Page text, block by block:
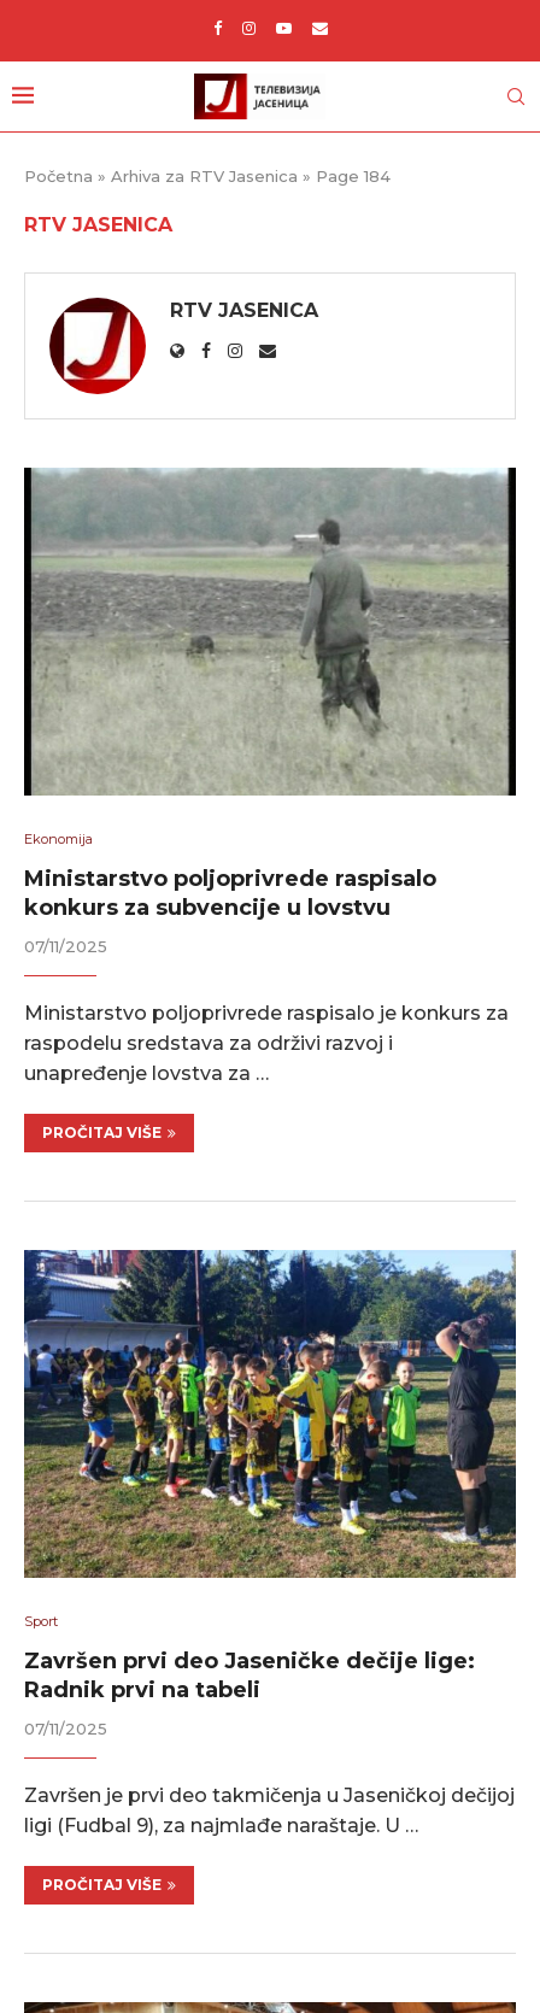
Početna » Arhiva za RTV Jasenica » Page 184
RTV JASENICA
RTV JASENICA
Ekonomija
Ministarstvo poljoprivrede raspisalo
konkurs za subvencije u lovstvu
07/11/2025
Ministarstvo poljoprivrede raspisalo je konkurs za
raspodelu sredstava za održivi razvoj i
unapređenje lovstva za …
PROČITAJ VIŠE
Sport
Završen prvi deo Jaseničke dečije lige:
Radnik prvi na tabeli
07/11/2025
Završen je prvi deo takmičenja u Jaseničkoj dečijoj
ligi (Fudbal 9), za najmlađe naraštaje. U …
PROČITAJ VIŠE